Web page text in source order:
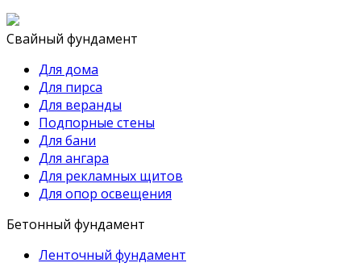
Свайный фундамент
Для дома
Для пирса
Для веранды
Подпорные стены
Для бани
Для ангара
Для рекламных щитов
Для опор освещения
Бетонный фундамент
Ленточный фундамент